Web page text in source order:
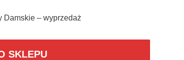
Damskie – wyprzedaż
SKLEPU